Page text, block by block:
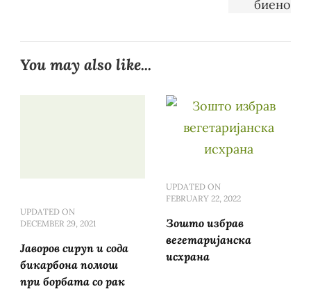
You may also like...
UPDATED ON
DECEMBER 29, 2021
Јаворов сируп и сода
бикарбона помош
при борбата со рак
UPDATED ON
FEBRUARY 22, 2022
Зошто избрав
вегетаријанска
исхрана